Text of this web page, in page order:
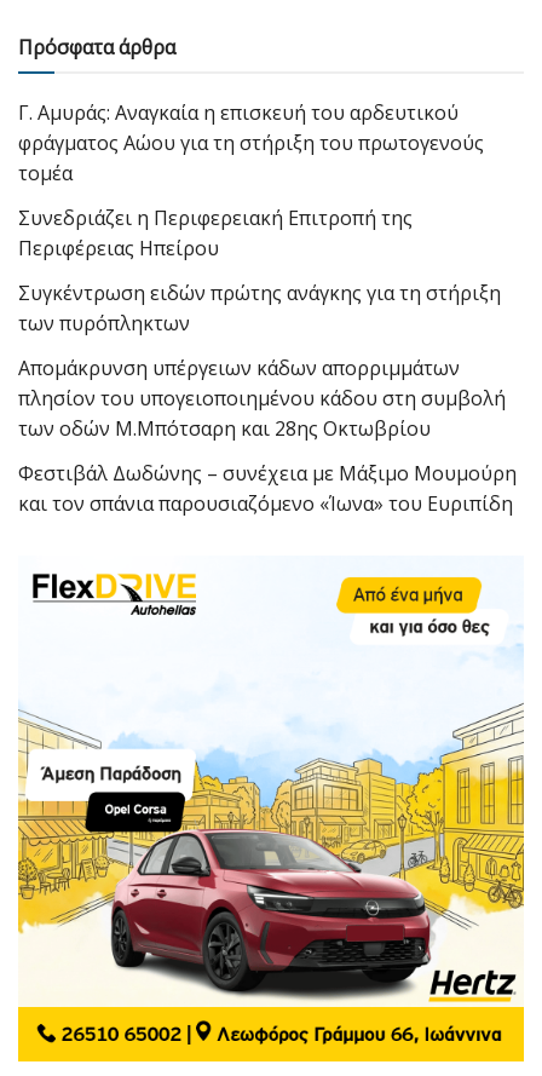
Πρόσφατα άρθρα
Γ. Αμυράς: Αναγκαία η επισκευή του αρδευτικού
φράγματος Αώου για τη στήριξη του πρωτογενούς
τομέα
Συνεδριάζει η Περιφερειακή Επιτροπή της
Περιφέρειας Ηπείρου
Συγκέντρωση ειδών πρώτης ανάγκης για τη στήριξη
των πυρόπληκτων
Απομάκρυνση υπέργειων κάδων απορριμμάτων
πλησίον του υπογειοποιημένου κάδου στη συμβολή
των οδών Μ.Μπότσαρη και 28ης Οκτωβρίου
Φεστιβάλ Δωδώνης – συνέχεια με Μάξιμο Μουμούρη
και τον σπάνια παρουσιαζόμενο «Ίωνα» του Ευριπίδη